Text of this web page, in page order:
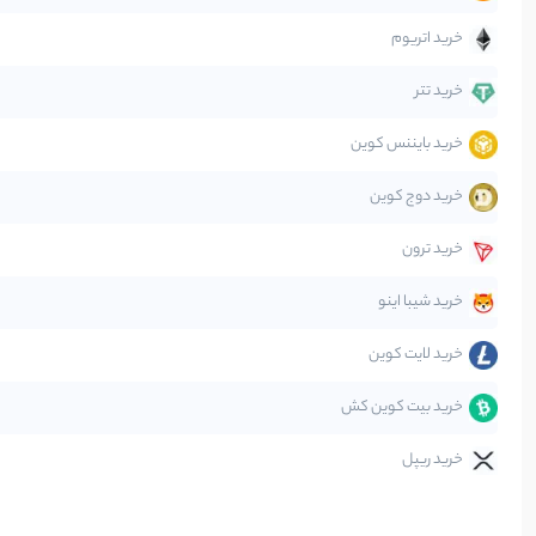
دیفای
صرافی‌ها
قانون‌گذاری
متاورس
خرید اتریوم
خرید تتر
خرید بایننس کوین
خرید دوج کوین
خرید ترون
خرید شیبا اینو
خرید لایت کوین
خرید بیت کوین کش
خرید ریپل